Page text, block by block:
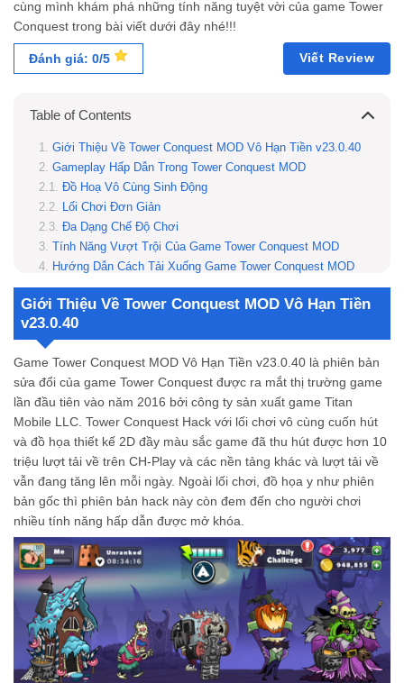
cùng mình khám phá những tính năng tuyệt vời của game Tower
Conquest trong bài viết dưới đây nhé!!!
Đánh giá: 0/5 Viết Review
Table of Contents
Giới Thiệu Về Tower Conquest MOD Vô Hạn Tiền v23.0.40
Gameplay Hấp Dẫn Trong Tower Conquest MOD
Đồ Hoạ Vô Cùng Sinh Động
Lối Chơi Đơn Giản
Đa Dạng Chế Độ Chơi
Tính Năng Vượt Trội Của Game Tower Conquest MOD
Hướng Dẫn Cách Tải Xuống Game Tower Conquest MOD
Tải Game MOD Tower Conquest có mất phí không?
Game Tower Conquest MOD là thể loại game gì?
Tính năng và phiên bản mới nhất của Game Tower Conquest APK MOD?
Giới Thiệu Về Tower Conquest MOD Vô Hạn Tiền
v23.0.40
Game Tower Conquest MOD Vô Hạn Tiền v23.0.40 là phiên bản
sửa đổi của game Tower Conquest được ra mắt thị trường game
lần đầu tiên vào năm 2016 bởi công ty sản xuất game Titan
Mobile LLC. Tower Conquest Hack với lối chơi vô cùng cuốn hút
và đồ họa thiết kế 2D đầy màu sắc game đã thu hút được hơn 10
triệu lượt tải về trên CH-Play và các nền tảng khác và lượt tải về
vẫn đang tăng lên mỗi ngày. Ngoài lối chơi, đồ họa y như phiên
bản gốc thì phiên bản hack này còn đem đến cho người chơi
nhiều tính năng hấp dẫn được mở khóa.